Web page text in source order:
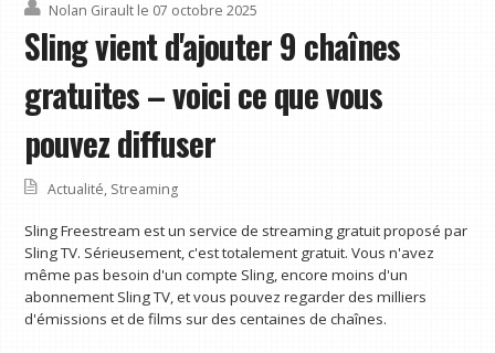
Nolan Girault le 07 octobre 2025
Sling vient d'ajouter 9 chaînes
gratuites – voici ce que vous
pouvez diffuser
Actualité, Streaming
Sling Freestream est un service de streaming gratuit proposé par
Sling TV. Sérieusement, c'est totalement gratuit. Vous n'avez
même pas besoin d'un compte Sling, encore moins d'un
abonnement Sling TV, et vous pouvez regarder des milliers
d'émissions et de films sur des centaines de chaînes.